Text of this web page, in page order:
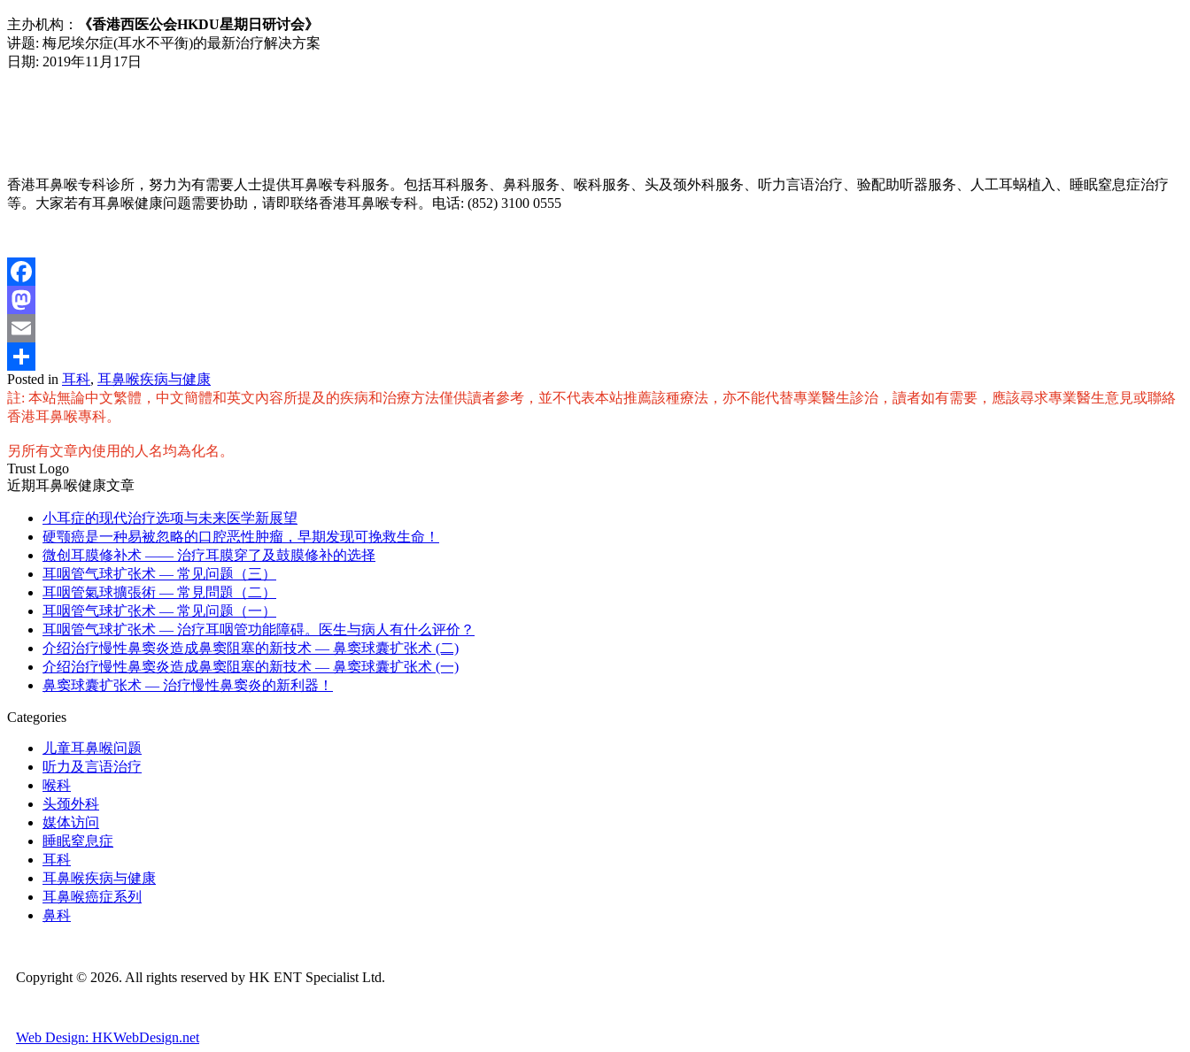
主办机构：
《香港西医公会HKDU星期日研讨会》
讲题: 梅尼埃尔症(耳水不平衡)的最新治疗解决方案
日期: 2019年11月17日
香港耳鼻喉专科诊所，努力为有需要人士提供耳鼻喉专科服务。包括耳科服务、鼻科服务、喉科服务、头及颈外科服务、听力言语治疗、验配助听器服务、人工耳蜗植入、睡眠窒息症治疗
等。大家若有耳鼻喉健康问题需要协助，请即联络香港耳鼻喉专科。电话: (852) 3100 0555
Facebook
Mastodon
Email
分
享
Posted in 耳科, 耳鼻喉疾病与健康
註: 本站無論中文繁體，中文簡體和英文內容所提及的疾病和治療方法僅供讀者參考，並不代表本站推薦該種療法，亦不能代替專業醫生診治，讀者如有需要，應該尋求專業醫生意見或聯絡
香港耳鼻喉專科。
另所有文章內使用的人名均為化名。
Trust Logo
近期耳鼻喉健康文章
小耳症的现代治疗选项与未来医学新展望
硬颚癌是一种易被忽略的口腔恶性肿瘤，早期发现可挽救生命！
微创耳膜修补术 —— 治疗耳膜穿了及鼓膜修补的选择
耳咽管气球扩张术 — 常见问题（三）
耳咽管氣球擴張術 — 常見問題（二）
耳咽管气球扩张术 — 常见问题（一）
耳咽管气球扩张术 — 治疗耳咽管功能障碍。医生与病人有什么评价？
介绍治疗慢性鼻窦炎造成鼻窦阻塞的新技术 — 鼻窦球囊扩张术 (二)
介绍治疗慢性鼻窦炎造成鼻窦阻塞的新技术 — 鼻窦球囊扩张术 (一)
鼻窦球囊扩张术 — 治疗慢性鼻窦炎的新利器！
Categories
儿童耳鼻喉问题
听力及言语治疗
喉科
头颈外科
媒体访问
睡眠窒息症
耳科
耳鼻喉疾病与健康
耳鼻喉癌症系列
鼻科
Copyright © 2026. All rights reserved by HK ENT Specialist Ltd.
Web Design: HKWebDesign.net